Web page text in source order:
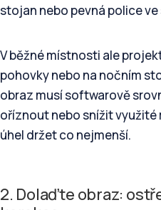
stojan nebo pevná police ve
V běžné místnosti ale
pohovky nebo na nočním
obraz musí softwarově
oříznout nebo snížit využité
úhel držet co nejmenší.
2. Dolaďte obraz: